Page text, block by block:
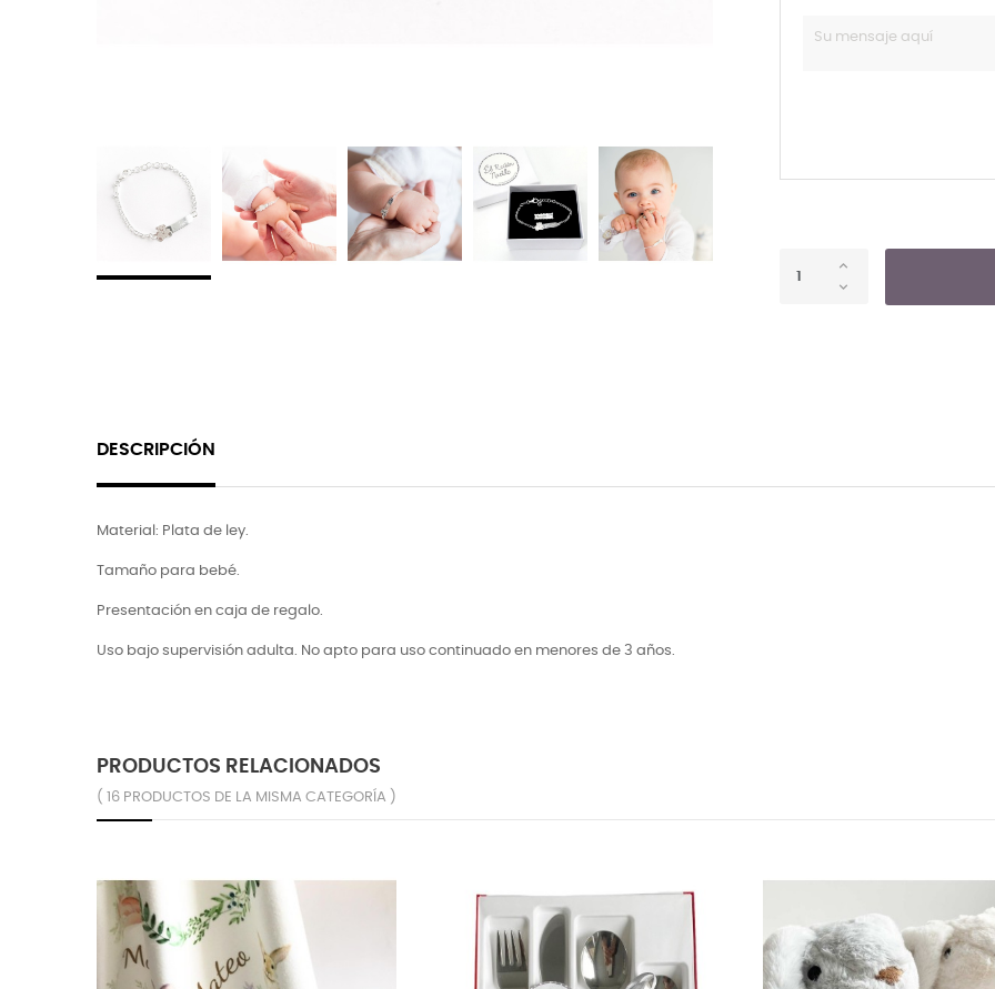
DESCRIPCIÓN
Material: Plata de ley.
Tamaño para bebé.
Presentación en caja de regalo.
Uso bajo supervisión adulta. No apto para uso continuado en menores de 3 años.
PRODUCTOS RELACIONADOS
( 16 PRODUCTOS DE LA MISMA CATEGORÍA )